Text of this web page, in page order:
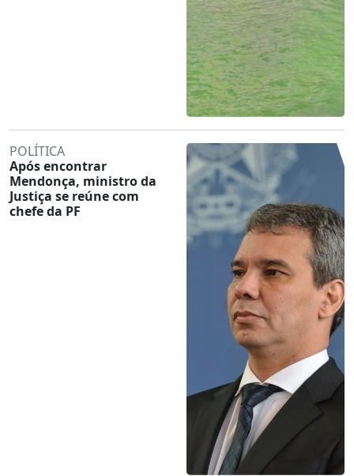
POLÍTICA
Após encontrar
Mendonça, ministro da
Justiça se reúne com
chefe da PF